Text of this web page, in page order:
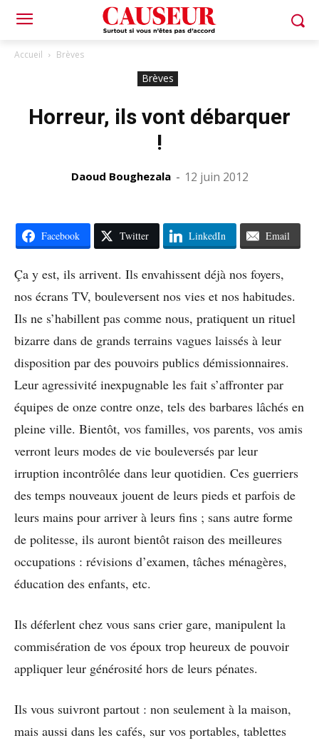
Accueil Brèves
Brèves
Horreur, ils vont débarquer
!
Daoud Boughezala - 12 juin 2012
Facebook Twitter LinkedIn Email
Ça y est, ils arrivent. Ils envahissent déjà nos foyers,
nos écrans TV, bouleversent nos vies et nos habitudes.
Ils ne s’habillent pas comme nous, pratiquent un rituel
bizarre dans de grands terrains vagues laissés à leur
disposition par des pouvoirs publics démissionnaires.
Leur agressivité inexpugnable les fait s’affronter par
équipes de onze contre onze, tels des barbares lâchés en
pleine ville. Bientôt, vos familles, vos parents, vos amis
verront leurs modes de vie bouleversés par leur
irruption incontrôlée dans leur quotidien. Ces guerriers
des temps nouveaux jouent de leurs pieds et parfois de
leurs mains pour arriver à leurs fins ; sans autre forme
de politesse, ils auront bientôt raison des meilleures
occupations : révisions d’examen, tâches ménagères,
éducation des enfants, etc.
Ils déferlent chez vous sans crier gare, manipulent la
commisération de vos époux trop heureux de pouvoir
appliquer leur générosité hors de leurs pénates.
Ils vous suivront partout : non seulement à la maison,
mais aussi dans les cafés, sur vos portables, tablettes